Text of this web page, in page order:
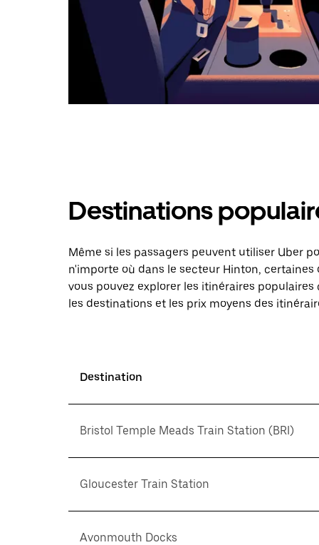
Destinations
Même si les passagers peuvent utiliser Uber
n'importe où dans le secteur Hinton,
vous pouvez explorer les itinéraires
les destinations et les prix moyens des
Destination
Bristol Temple Meads Train Station (BRI)
Gloucester Train Station
Avonmouth Docks